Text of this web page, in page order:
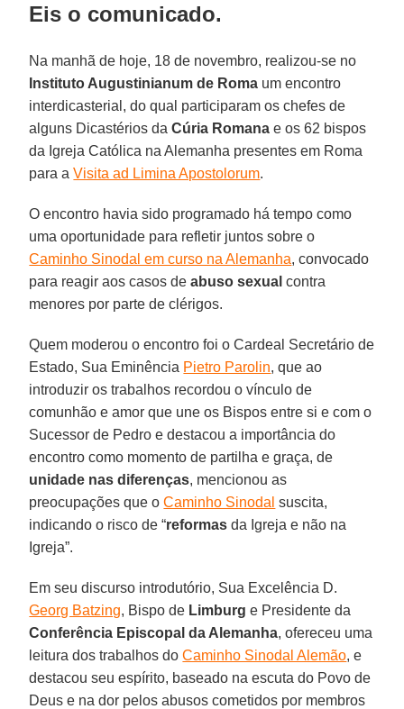
Eis o comunicado.
Na manhã de hoje, 18 de novembro, realizou-se no
Instituto Augustinianum de Roma um encontro
interdicasterial, do qual participaram os chefes de
alguns Dicastérios daCúria Romana e os 62 bispos
da Igreja Católica na Alemanha presentes em Roma
para aVisita ad Limina Apostolorum.
O encontro havia sido programado há tempo como
uma oportunidade para refletir juntos sobre o
Caminho Sinodal em curso na Alemanha, convocado
para reagir aos casos deabuso sexual contra
menores por parte de clérigos.
Quem moderou o encontro foi o Cardeal Secretário de
Estado, Sua Eminência Pietro Parolin, que ao
introduzir os trabalhos recordou o vínculo de
comunhão e amor que une os Bispos entre si e com o
Sucessor de Pedro e destacou a importância do
encontro como momento de partilha e graça, de
unidade nas diferenças, mencionou as
preocupações que oCaminho Sinodal suscita,
indicando o risco de “reformas da Igreja e não na
Igreja”.
Em seu discurso introdutório, Sua Excelência D.
Georg Batzing, Bispo de Limburg e Presidente da
Conferência Episcopal da Alemanha, ofereceu uma
leitura dos trabalhos doCaminho Sinodal Alemão, e
destacou seu espírito, baseado na escuta do Povo de
Deus e na dor pelos abusos cometidos por membros